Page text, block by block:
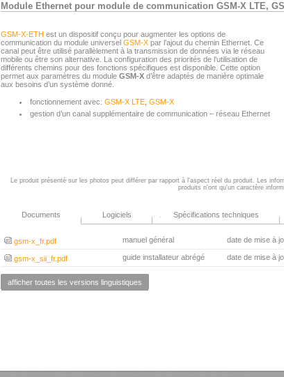
Module Ethernet pour module de communication GSM-X LTE,
GSM-X-ETH est un dispositif conçu pour augmenter les options de
communication du module universel GSM-X par l’ajout du chemin Ethernet. Ce
canal peut être utilisé parallèlement à la transmission de données via le réseau
mobile ou être son alternative. La configuration des priorités de l’utilisation de
différents chemins pour des fonctions spécifiques est disponible. Cette option
permet aux paramètres du module GSM-X d’être adaptés de manière optimale
aux besoins d’un système donné.
fonctionnement avec:GSM-X LTE ,GSM-X
gestion d’un canal supplémentaire de communication – réseau Ethernet
Le produit présenté sur les photos peut différer par rapport à l'aspect réel du produit. Les
produits n'ont qu'un caractère
Documents Logiciels Spécifications techniques
gsm-x_fr.pdf manuel général date de mise à
gsm-x_sii_fr.pdf guide installateur abrégé date de mise à
afficher toutes les versions linguistiques